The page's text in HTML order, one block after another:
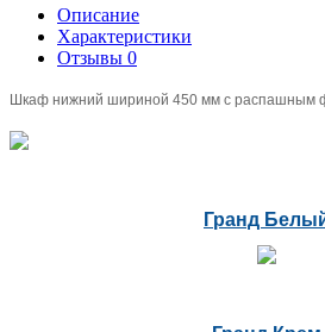
Описание
Характеристики
Отзывы 0
Шкаф нижний шириной 450 мм с распашным
Гранд